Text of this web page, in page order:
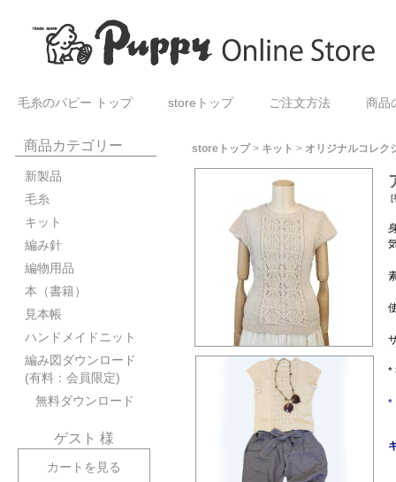
毛糸のパピー トップ storeトップ ご注文方法 商品
商品カテゴリー
新製品
毛糸
キット
編み針
編物用品
本（書籍）
見本帳
ハンドメイドニット
編み図ダウンロード
(有料：会員限定)
無料ダウンロード
ゲスト 様
カートを見る
storeトップ> キット > オリジナルコレク
[
*
*